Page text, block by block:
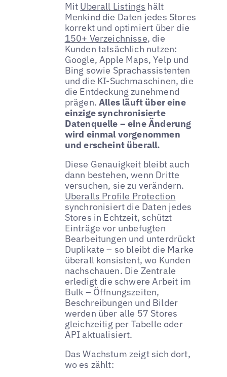
Mit Uberall Listings hält
Menkind die Daten jedes Stores
korrekt und optimiert über die
150+ Verzeichnisse, die
Kunden tatsächlich nutzen:
Google, Apple Maps, Yelp und
Bing sowie Sprachassistenten
und die KI-Suchmaschinen, die
die Entdeckung zunehmend
prägen.Alles läuft über eine
einzige synchronisierte
Datenquelle – eine Änderung
wird einmal vorgenommen
und erscheint überall.
Diese Genauigkeit bleibt auch
dann bestehen, wenn Dritte
versuchen, sie zu verändern.
Uberalls Profile Protection
synchronisiert die Daten jedes
Stores in Echtzeit, schützt
Einträge vor unbefugten
Bearbeitungen und unterdrückt
Duplikate – so bleibt die Marke
überall konsistent, wo Kunden
nachschauen. Die Zentrale
erledigt die schwere Arbeit im
Bulk – Öffnungszeiten,
Beschreibungen und Bilder
werden über alle 57 Stores
gleichzeitig per Tabelle oder
API aktualisiert.
Das Wachstum zeigt sich dort,
wo es zählt: